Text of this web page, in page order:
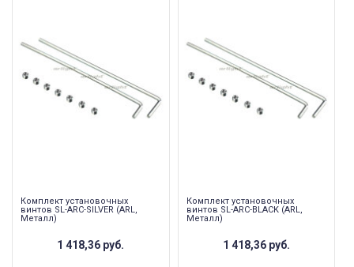
Комплект установочных
винтов SL-ARC-SILVER (ARL,
Металл)
1 418,36 руб.
Комплект установочных
винтов SL-ARC-BLACK (ARL,
Металл)
1 418,36 руб.